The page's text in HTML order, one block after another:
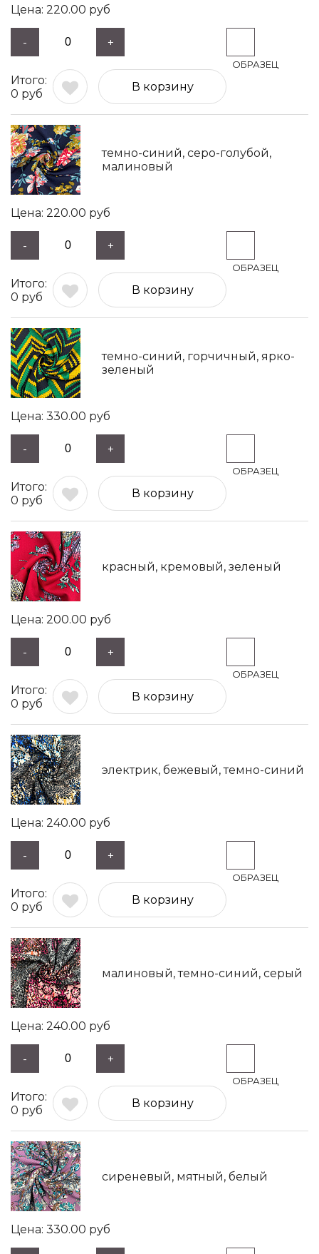
220.00 руб
- +
0 руб
В корзину
темно-синий, серо-голубой,
малиновый
220.00 руб
- +
0 руб
В корзину
темно-синий, горчичный, ярко-
зеленый
330.00 руб
- +
0 руб
В корзину
красный, кремовый, зеленый
200.00 руб
- +
0 руб
В корзину
электрик, бежевый, темно-синий
240.00 руб
- +
0 руб
В корзину
малиновый, темно-синий, серый
240.00 руб
- +
0 руб
В корзину
сиреневый, мятный, белый
330.00 руб